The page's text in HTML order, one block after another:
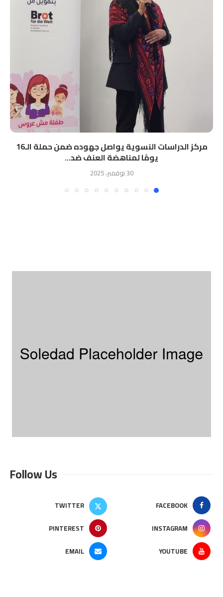
مركز الدراسات النسوية يواصل جهوده ضمن حملة الـ16
يومًا لمناهضة العنف ضد...
30 نوفمبر، 2025
Follow Us
FACEBOOK
TWITTER
INSTAGRAM
PINTEREST
YOUTUBE
EMAIL